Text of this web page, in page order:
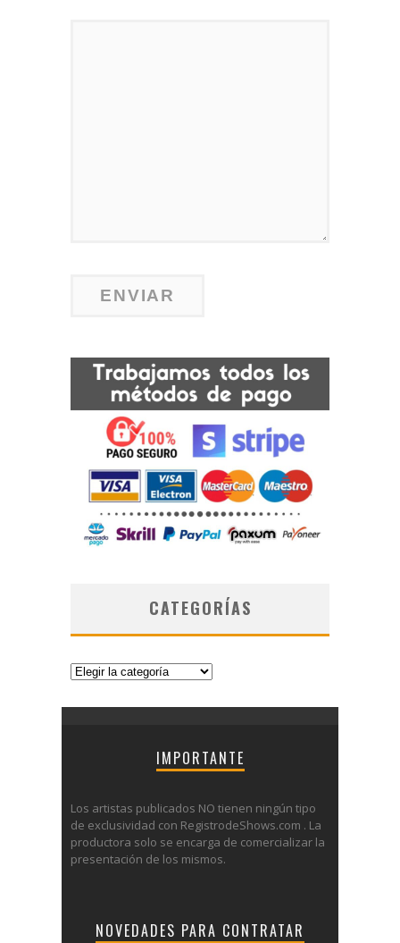
CATEGORÍAS
Categorías
IMPORTANTE
Los artistas publicados NO tienen ningún tipo
de exclusividad con RegistrodeShows.com . La
productora solo se encarga de comercializar la
presentación de los mismos.
NOVEDADES PARA CONTRATAR